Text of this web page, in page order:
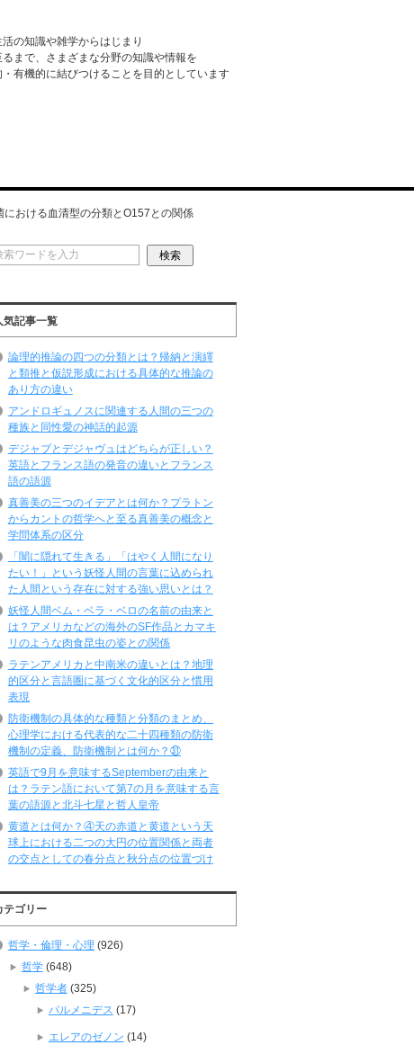
の知識や雑学からはじまり
まで、さまざまな分野の知識や情報を
有機的に結びつけることを目的としています
おける血清型の分類とO157との関係
気記事一覧
論理的推論の四つの分類とは？帰納と演繹
と類推と仮説形成における具体的な推論の
あり方の違い
アンドロギュノスに関連する人間の三つの
種族と同性愛の神話的起源
デジャブとデジャヴュはどちらが正しい？
英語とフランス語の発音の違いとフランス
語の語源
真善美の三つのイデアとは何か？プラトン
からカントの哲学へと至る真善美の概念と
学問体系の区分
「闇に隠れて生きる」「はやく人間になり
たい！」という妖怪人間の言葉に込められ
た人間という存在に対する強い思いとは？
妖怪人間ベム・ベラ・ベロの名前の由来と
は？アメリカなどの海外のSF作品とカマキ
リのような肉食昆虫の姿との関係
ラテンアメリカと中南米の違いとは？地理
的区分と言語圏に基づく文化的区分と慣用
表現
防衛機制の具体的な種類と分類のまとめ、
心理学における代表的な二十四種類の防衛
機制の定義、防衛機制とは何か？㉛
英語で9月を意味するSeptemberの由来と
は？ラテン語において第7の月を意味する言
葉の語源と北斗七星と哲人皇帝
黄道とは何か？④天の赤道と黄道という天
球上における二つの大円の位置関係と両者
の交点としての春分点と秋分点の位置づけ
テゴリー
哲学・倫理・心理 (926)
哲学(648)
哲学者(325)
パルメニデス (17)
エレアのゼノン (14)